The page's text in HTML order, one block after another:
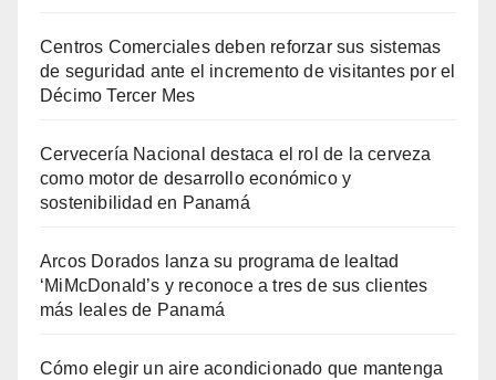
Centros Comerciales deben reforzar sus sistemas
de seguridad ante el incremento de visitantes por el
Décimo Tercer Mes
Cervecería Nacional destaca el rol de la cerveza
como motor de desarrollo económico y
sostenibilidad en Panamá
Arcos Dorados lanza su programa de lealtad
‘MiMcDonald’s y reconoce a tres de sus clientes
más leales de Panamá
Cómo elegir un aire acondicionado que mantenga